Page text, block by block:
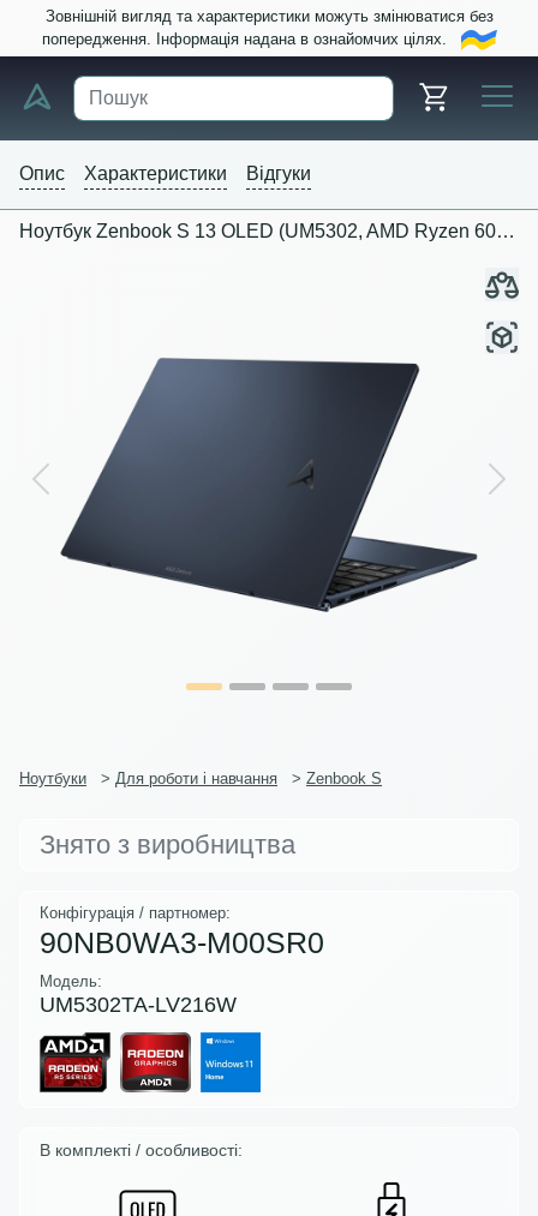
Зовнішній вигляд та характеристики можуть змінюватися без
попередження. Інформація надана в ознайомчих цілях.
Опис Характеристики Відгуки
Ноутбук Zenbook S 13 OLED (UM5302, AMD Ryzen 6000 series)
Previous Next
Ноутбуки > Для роботи і навчання > Zenbook S
Знято з виробництва
Конфігурація / партномер:
90NB0WA3-M00SR0
Модель:
UM5302TA-LV216W
В комплекті / особливості: